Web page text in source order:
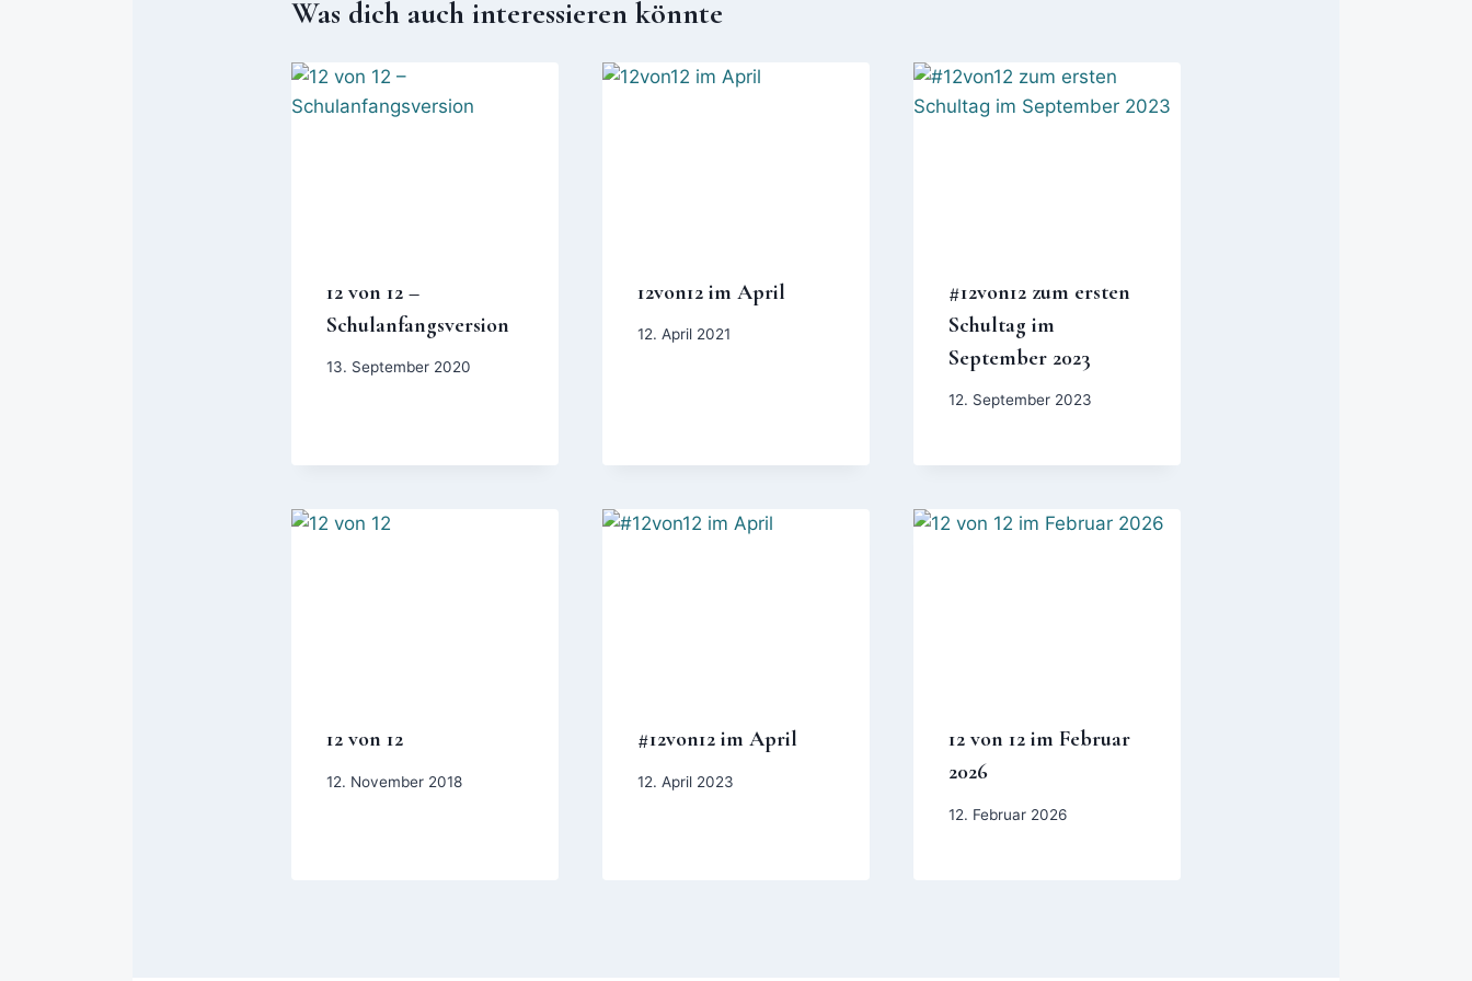
Was dich auch interessieren könnte
12 von 12 –
Schulanfangsversion
13. September 2020
12von12 im April
12. April 2021
#12von12 zum ersten
Schultag im
September 2023
12. September 2023
12 von 12
12. November 2018
#12von12 im April
12. April 2023
12 von 12 im Februar
2026
12. Februar 2026